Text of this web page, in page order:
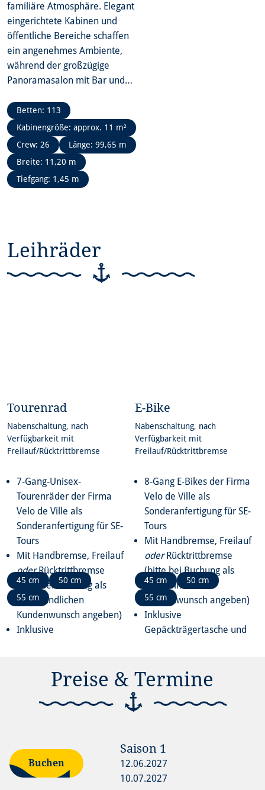
familiäre Atmosphäre. Elegant
eingerichtete Kabinen und
öffentliche Bereiche schaffen
ein angenehmes Ambiente,
während der großzügige
Panoramasalon mit Bar und
besonderen Charme
verleihen. Das weitläufige
Sonnendeck lädt mit
zahlreichen Sitzgelegenheiten
und schönen Ausblicken zum
Entspannen ein.
Betten: 113
Kabinengröße: approx. 11 m²
Crew: 26
Länge: 99,65 m
Breite: 11,20 m
Tiefgang: 1,45 m
Leihräder
Tourenrad
Nabenschaltung, nach
Verfügbarkeit mit
Freilauf/Rücktrittbremse
7-Gang-Unisex-
Tourenräder der Firma
Velo de Ville als
Sonderanfertigung für SE-
Tours
Mit Handbremse, Freilauf
oderRücktrittbremse
(bitte bei Buchung als
unverbindlichen
Kundenwunsch angeben)
Inklusive
45 cm
50 cm
55 cm
E-Bike
Nabenschaltung, nach
Verfügbarkeit mit
Freilauf/Rücktrittbremse
8-Gang E-Bikes der Firma
Velo de Ville als
Sonderanfertigung für SE-
Tours
Mit Handbremse, Freilauf
oderRücktrittbremse
(bitte bei Buchung als
unverbindlichen
Kundenwunsch angeben)
Inklusive
Gepäckträgertasche und
45 cm
50 cm
55 cm
Preise & Termine
Buchen
Saison 1
12.06.2027
10.07.2027